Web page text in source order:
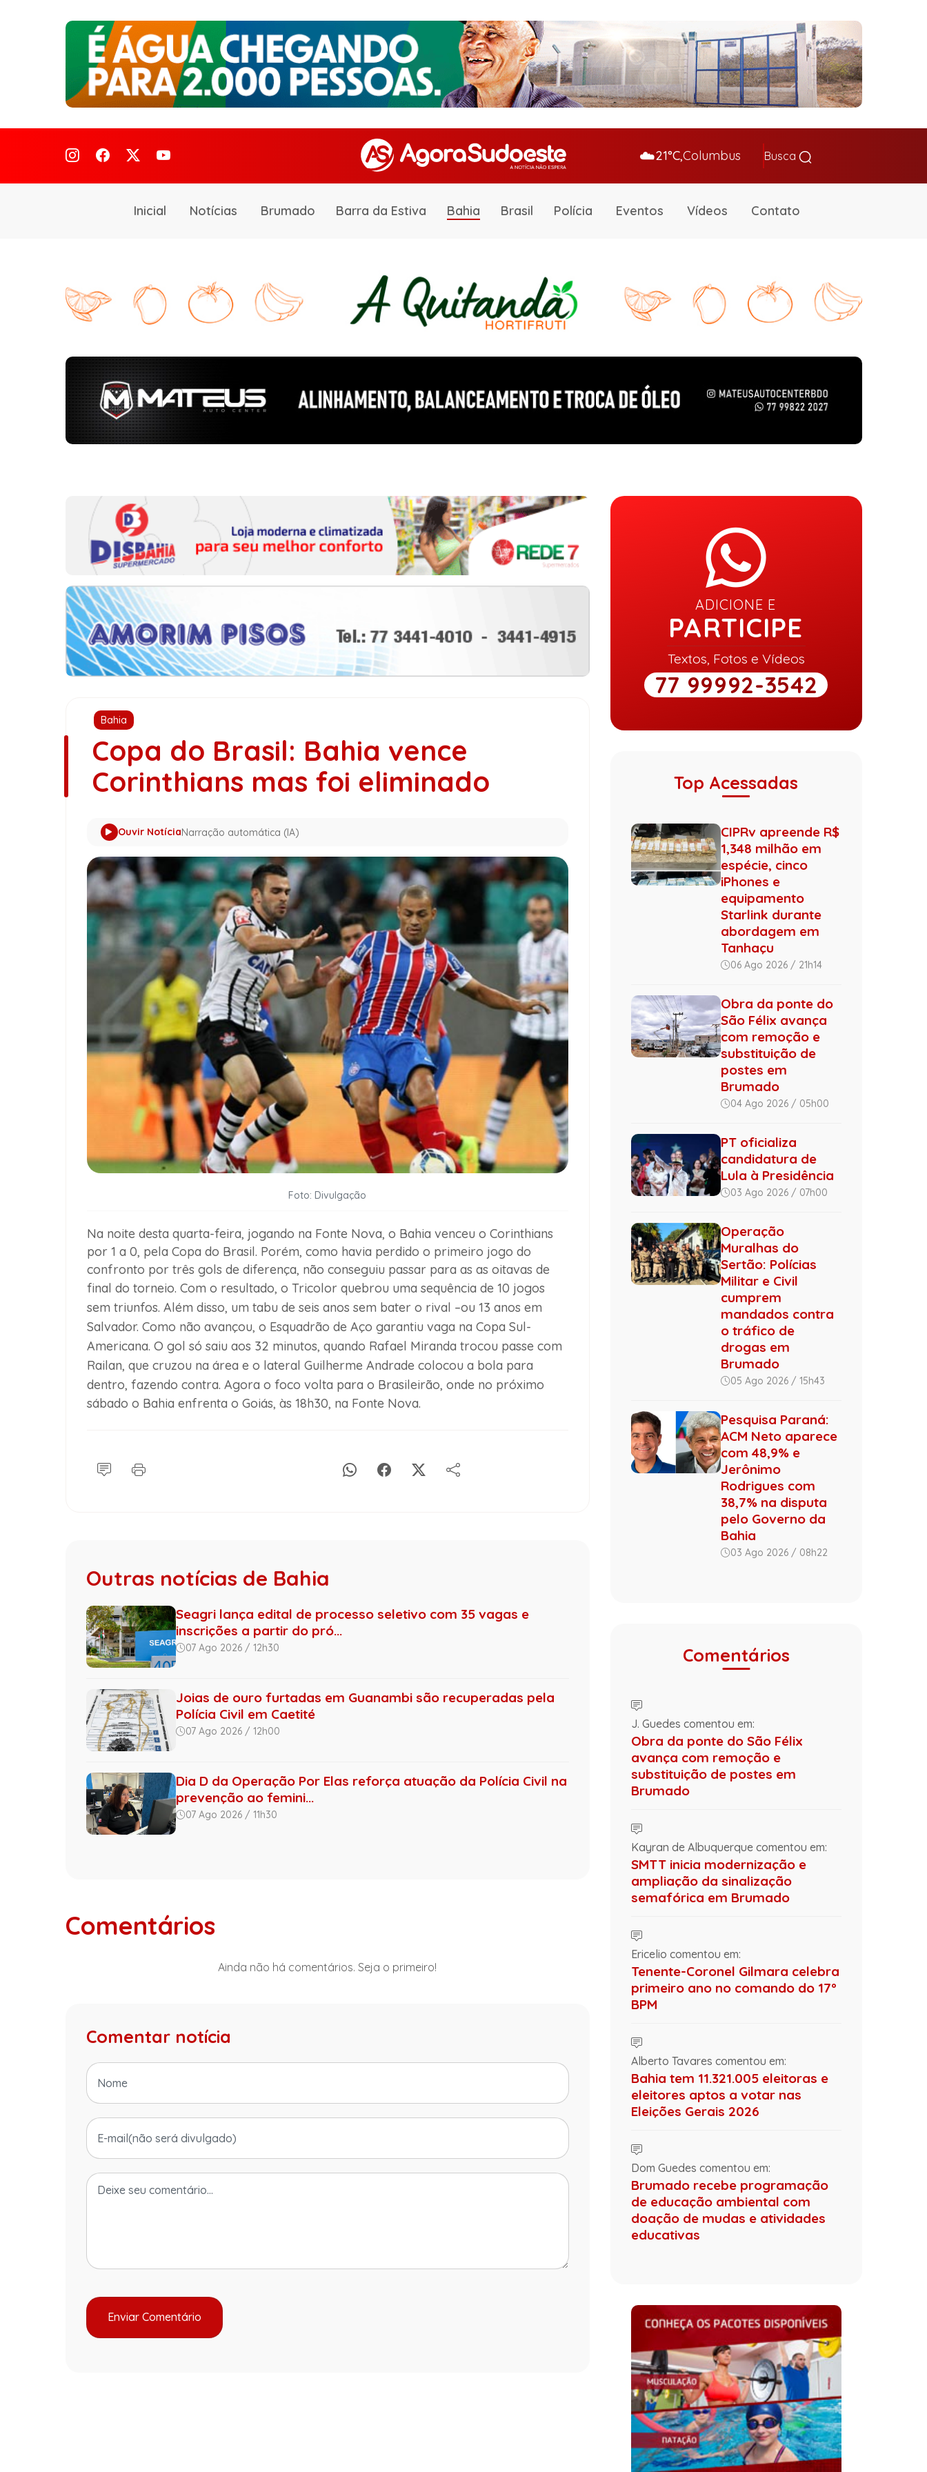
☁️21°C,Columbus Busca
Inicial Notícias Brumado Barra da Estiva Bahia Brasil Polícia Eventos Vídeos Contato
Bahia
Copa do Brasil: Bahia vence
Corinthians mas foi eliminado
Ouvir NotíciaNarração automática (IA)
Foto: Divulgação
Na noite desta quarta-feira, jogando na Fonte Nova, o Bahia venceu o Corinthians
por 1 a 0, pela Copa do Brasil. Porém, como havia perdido o primeiro jogo do
confronto por três gols de diferença, não conseguiu passar para as as oitavas de
final do torneio. Com o resultado, o Tricolor quebrou uma sequência de 10 jogos
sem triunfos. Além disso, um tabu de seis anos sem bater o rival –ou 13 anos em
Salvador. Como não avançou, o Esquadrão de Aço garantiu vaga na Copa Sul-
Americana. O gol só saiu aos 32 minutos, quando Rafael Miranda trocou passe com
Railan, que cruzou na área e o lateral Guilherme Andrade colocou a bola para
dentro, fazendo contra. Agora o foco volta para o Brasileirão, onde no próximo
sábado o Bahia enfrenta o Goiás, às 18h30, na Fonte Nova.
Outras notícias de Bahia
Seagri lança edital de processo seletivo com 35 vagas e
inscrições a partir do pró...
07 Ago 2026 / 12h30
Joias de ouro furtadas em Guanambi são recuperadas pela
Polícia Civil em Caetité
07 Ago 2026 / 12h00
Dia D da Operação Por Elas reforça atuação da Polícia Civil na
prevenção ao femini...
07 Ago 2026 / 11h30
Comentários
Ainda não há comentários. Seja o primeiro!
Comentar notícia
ADICIONE E
PARTICIPE
Textos, Fotos e Vídeos
77 99992-3542
Top Acessadas
CIPRv apreende R$
1,348 milhão em
espécie, cinco
iPhones e
equipamento
Starlink durante
abordagem em
Tanhaçu
06 Ago 2026 / 21h14
Obra da ponte do
São Félix avança
com remoção e
substituição de
postes em
Brumado
04 Ago 2026 / 05h00
PT oficializa
candidatura de
Lula à Presidência
03 Ago 2026 / 07h00
Operação
Muralhas do
Sertão: Polícias
Militar e Civil
cumprem
mandados contra
o tráfico de
drogas em
Brumado
05 Ago 2026 / 15h43
Pesquisa Paraná:
ACM Neto aparece
com 48,9% e
Jerônimo
Rodrigues com
38,7% na disputa
pelo Governo da
Bahia
03 Ago 2026 / 08h22
Comentários
J. Guedes comentou em:
Obra da ponte do São Félix
avança com remoção e
substituição de postes em
Brumado
Kayran de Albuquerque comentou em:
SMTT inicia modernização e
ampliação da sinalização
semafórica em Brumado
Ericelio comentou em:
Tenente-Coronel Gilmara celebra
primeiro ano no comando do 17º
BPM
Alberto Tavares comentou em:
Bahia tem 11.321.005 eleitoras e
eleitores aptos a votar nas
Eleições Gerais 2026
Dom Guedes comentou em:
Brumado recebe programação
de educação ambiental com
doação de mudas e atividades
educativas